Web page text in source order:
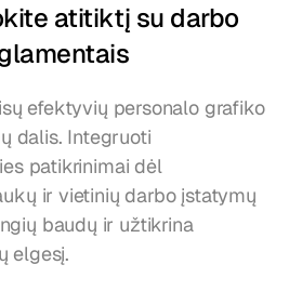
atitiktį su darbo
efektyvių personalo grafiko
dalis. Integruoti
patikrinimai dėl
ir vietinių darbo įstatymų
baudų ir užtikrina
elgesį.